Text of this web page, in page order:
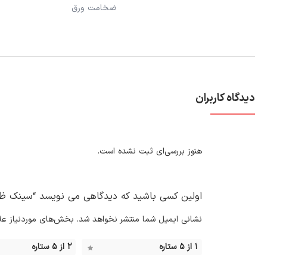
ضخامت ورق
دیدگاه کاربران
هنوز بررسی‌ای ثبت نشده است.
اولین کسی باشید که دیدگاهی می نویسد “سینک
نشانی ایمیل شما منتشر نخواهد شد. بخش‌های موردنیاز
۱ از ۵ ستاره ۲ از ۵ ستاره